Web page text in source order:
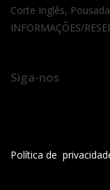
Corte Inglês,
INFORMAÇÕES/
Siga-nos
Política de